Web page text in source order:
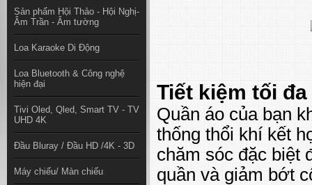
Sản phẩm Hội Thảo - Hội Nghị-
Âm Trần - Âm tường
Loa Karaoke Di Động
Loa Bluetooth & Công nghệ
hiện đại
Tivi Oled, Qled, Smart TV - TV
UHD 4K
Đầu Bluray / Đầu HD /4K - 3D
Máy chiếu/ Màn chiếu
Tiết kiệm tối
Quần áo của bạn
thống thổi khí kết
chăm sóc đặc biệt
quần và giảm bớt